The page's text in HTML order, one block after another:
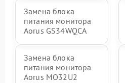
Замена блока
питания монитора
Aorus GS34WQCA
Замена блока
питания монитора
Aorus MO32U2